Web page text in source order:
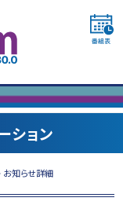
ション
お知らせ詳細